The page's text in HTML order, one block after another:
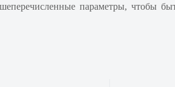
параметры, чтобы